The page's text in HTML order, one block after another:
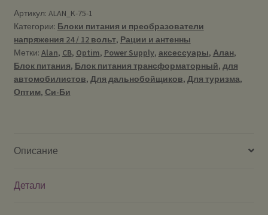
Артикул: ALAN_K-75-1
Категории: Блоки питания и преобразователи
напряжения 24 / 12 вольт, Рации и антенны
Метки: Alan, CB, Optim, Power Supply, аксессуары, Алан,
Блок питания, Блок питания трансформаторный, для
автомобилистов, Для дальнобойщиков, Для туризма,
Оптим, Си-Би
Описание
Детали